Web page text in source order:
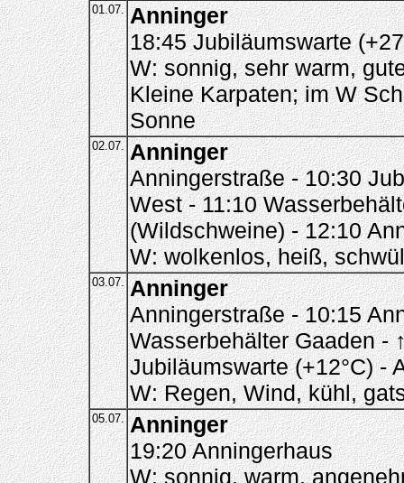
01.07. Anninger
18:45 Jubiläumswarte
W: sonnig, sehr warm,
Kleine Karpaten; im W
Sonne
02.07. Anninger
Anningerstraße - 10:30
West - 11:10
(Wildschweine) - 12:10
W: wolkenlos, heiß,
03.07. Anninger
Anningerstraße - 10:15
Wasserbehälter Gaaden -
Jubiläumswarte (+12°C) -
W: Regen, Wind, kühl,
05.07. Anninger
19:20 Anningerhaus
W: sonnig, warm,